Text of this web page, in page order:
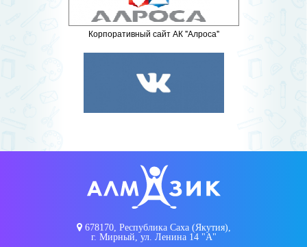
Корпоративный сайт АК "Алроса"
678170, Республика Саха (Якутия),
г. Мирный, ул. Ленина 14 "А"